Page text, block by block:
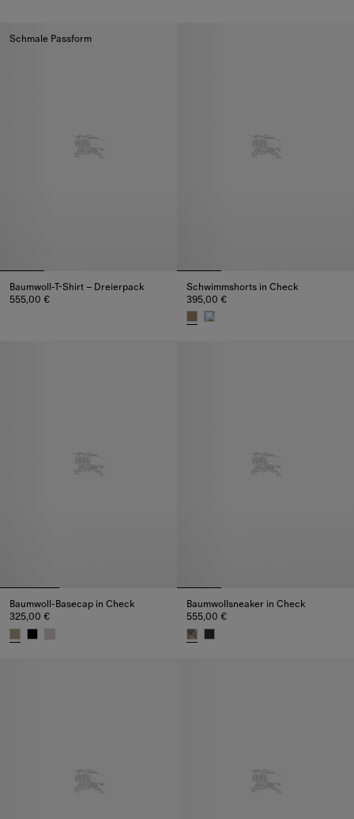
Schmale Passform
Baumwoll-T-Shirt – Dreierpack
555,00 €
Baumwoll-T-Shirt – Dreierpack, 555,00 €
Schwimmshorts in Check
395,00 €
Baumwoll-Basecap in Check
325,00 €
Baumwollsneaker in Check
555,00 €